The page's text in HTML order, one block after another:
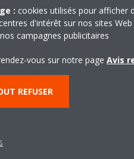
NOUS
: cookies utilisés pour afficher
d'intérêt sur nos sites
campagnes publicitaires
vous sur notre page Avis
REFUSER